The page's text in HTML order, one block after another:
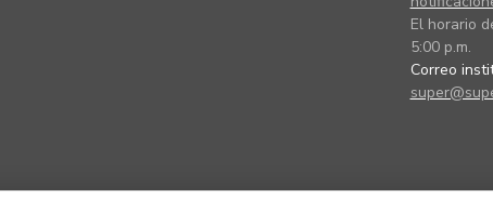
El horario
5:00 p.m.
Correo